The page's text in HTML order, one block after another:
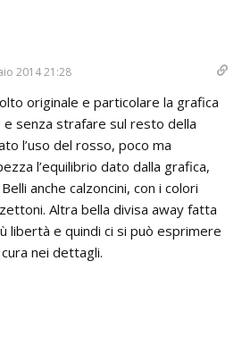
2014 21:28
originale e particolare la grafica
senza strafare sul resto della
l’uso del rosso, poco ma
l’equilibrio dato dalla grafica,
anche calzoncini, con i colori
Altra bella divisa away fatta
libertà e quindi ci si può esprimere
nei dettagli.